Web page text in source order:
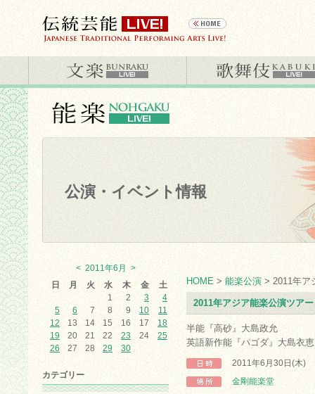
公演・イベント情報
HOME > 能楽公演 > 2011年ア
2011年アジア能楽公演ツアー
半能『高砂』大島政允
英語新作能『パゴダ』大島衣恵
2011年6月30日(木)
金剛能楽堂
< 2011年6月
>
日
月 火 水 木 金
土
1
2 3
4
5
6 7 8 9 10
11
12
13 14 15 16 17
18
19
20 21 22 23 24
25
26
27 28 29 30
カテゴリー